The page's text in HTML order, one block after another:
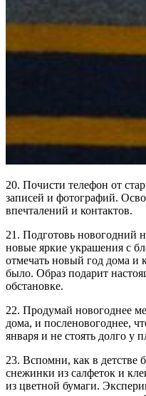
20. Почисти телефон от
записей и фотографий.
впечталений и контактов.
21. Подготовь новогодний
новые яркие украшения с
отмечать новый год дома и
было. Образ подарит
обстановке.
22. Продумай новогоднее
дома, и посленовогоднее,
января и не стоять долго у
23. Вспомни, как в детстве
снежинки из салфеток и
из цветной бумаги.